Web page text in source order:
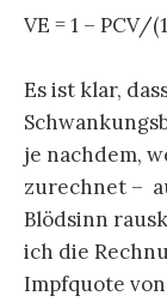
VE = 1 – PCV/
Es ist klar,
je nachdem,
zurechnet –
Blödsinn
ich die
Impfquote von